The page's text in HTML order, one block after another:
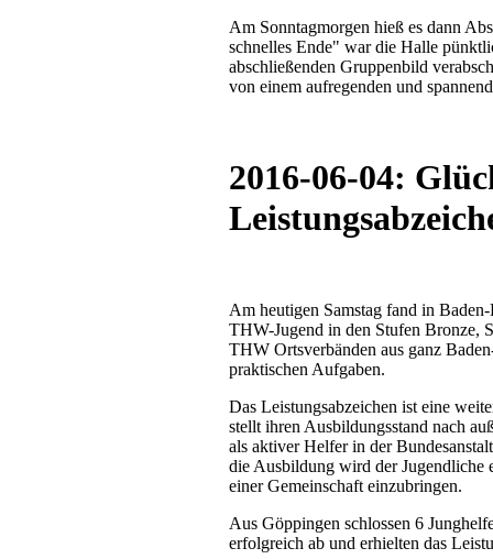
Am Sonntagmorgen hieß es dann
schnelles Ende" war die Halle
abschließenden Gruppenbild
von einem aufregenden und
2016-06-04:
Am heutigen Samstag fand in
THW-Jugend in den Stufen Bronze,
THW Ortsverbänden aus ganz
praktischen Aufgaben.
Das Leistungsabzeichen ist eine
stellt ihren Ausbildungsstand nach
als aktiver Helfer in der
die Ausbildung wird der Jugendliche
einer Gemeinschaft einzubringen.
Aus Göppingen schlossen 6
erfolgreich ab und erhielten das